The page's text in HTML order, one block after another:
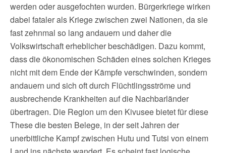
werden oder ausgefochten wurden. Bürgerkriege wirken
dabei fataler als Kriege zwischen zwei Nationen, da sie
fast zehnmal so lang andauern und daher die
Volkswirtschaft erheblicher beschädigen. Dazu kommt,
dass die ökonomischen Schäden eines solchen Krieges
nicht mit dem Ende der Kämpfe verschwinden, sondern
andauern und sich oft durch Flüchtlingsströme und
ausbrechende Krankheiten auf die Nachbarländer
übertragen. Die Region um den Kivusee bietet für diese
These die besten Belege, in der seit Jahren der
unerbittliche Kampf zwischen Hutu und Tutsi von einem